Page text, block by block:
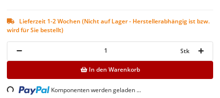
Stk
In den Warenkorb
Komponenten werden geladen ...
Lieferzeit 1-2 Wochen (Nicht auf Lager - Herstellerabhängig ist bzw.
wird für Sie bestellt)